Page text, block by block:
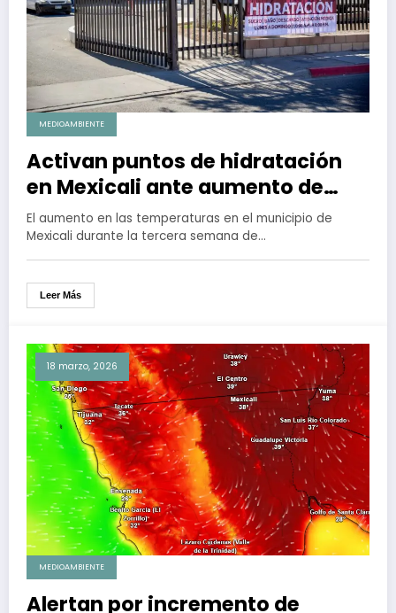
MEDIOAMBIENTE
Activan puntos de hidratación
en Mexicali ante aumento de
temperaturas
El aumento en las temperaturas en el municipio de
Mexicali durante la tercera semana de…
Leer Más
18 marzo, 2026
MEDIOAMBIENTE
Alertan por incremento de